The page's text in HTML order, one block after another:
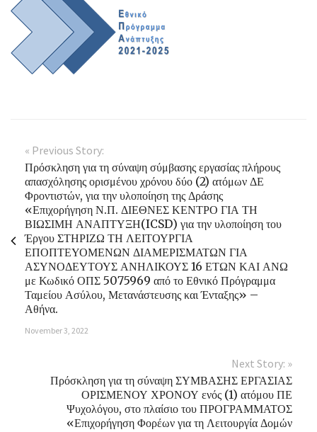
« Previous Story:
Πρόσκληση για τη σύναψη σύμβασης εργασίας πλήρους
απασχόλησης ορισμένου χρόνου δύο (2) ατόμων ΔΕ
Φροντιστών, για την υλοποίηση της Δράσης
«Επιχορήγηση Ν.Π. ΔΙΕΘΝΕΣ ΚΕΝΤΡΟ ΓΙΑ ΤΗ
ΒΙΩΣΙΜΗ ΑΝΑΠΤΥΞΗ(ICSD) για την υλοποίηση του
Έργου ΣΤΗΡΙΖΩ ΤΗ ΛΕΙΤΟΥΡΓΙΑ
ΕΠΟΠΤΕΥΟΜΕΝΩΝ ΔΙΑΜΕΡΙΣΜΑΤΩΝ ΓΙΑ
ΑΣΥΝΟΔΕΥΤΟΥΣ ΑΝΗΛΙΚΟΥΣ 16 ΕΤΩΝ ΚΑΙ ΑΝΩ
με Κωδικό ΟΠΣ 5075969 από το Εθνικό Πρόγραμμα
Ταμείου Ασύλου, Μετανάστευσης και Ένταξης» –
Αθήνα.
November 3, 2022
Next Story: »
Πρόσκληση για τη σύναψη ΣΥΜΒΑΣΗΣ ΕΡΓΑΣΙΑΣ
ΟΡΙΣΜΕΝΟΥ ΧΡΟΝΟΥ ενός (1) ατόμου ΠΕ
Ψυχολόγου, στο πλαίσιο του ΠΡΟΓΡΑΜΜΑΤΟΣ
«Επιχορήγηση Φορέων για τη Λειτουργία Δομών